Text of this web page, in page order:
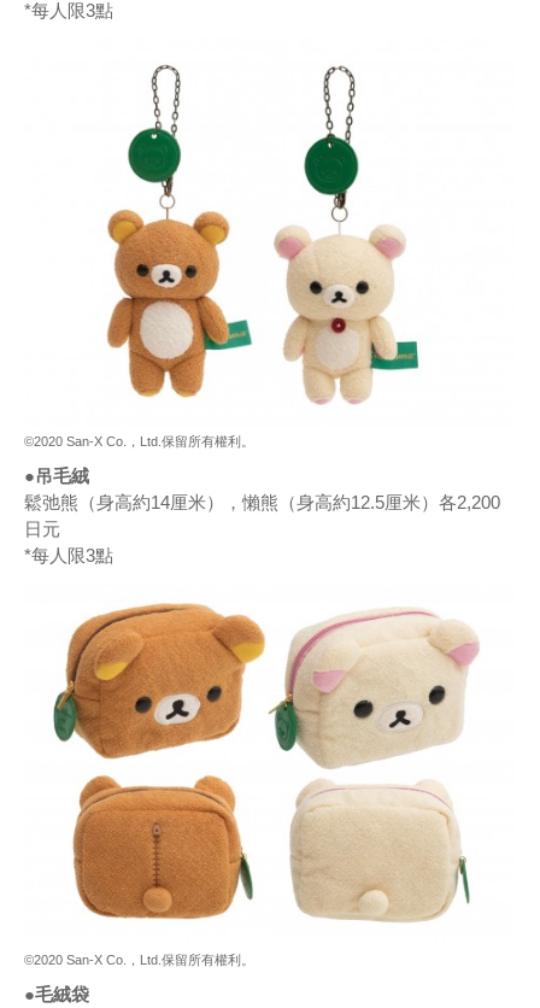
*每人限3點
©2020 San-X Co.，Ltd.保留所有權利。
●吊毛絨
鬆弛熊（身高約14厘米），懶熊（身高約12.5厘米）各2,200
日元
*每人限3點
©2020 San-X Co.，Ltd.保留所有權利。
●毛絨袋